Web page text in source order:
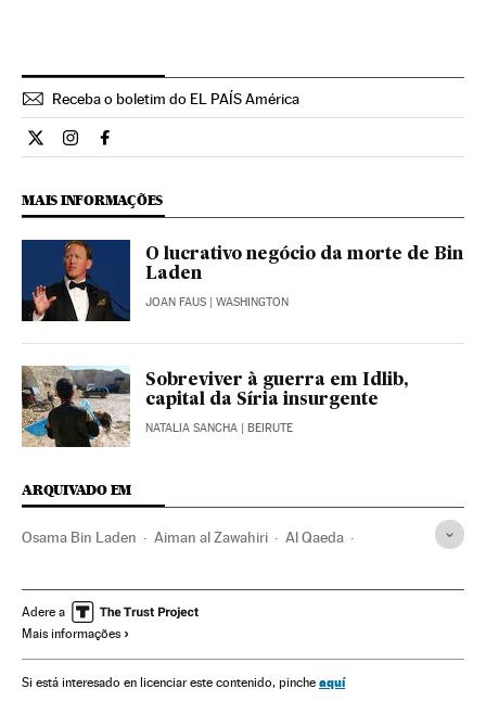
Receba o boletim do EL PAÍS América
Internacional El País Brasil en Twitter
Internacional El País Brasil en Instagram
Internacional El País Brasil en Facebook
MAIS INFORMAÇÕES
O lucrativo negócio da morte de Bin
Laden
JOAN FAUS | WASHINGTON
Sobreviver à guerra em Idlib,
capital da Síria insurgente
NATALIA SANCHA | BEIRUTE
ARQUIVADO EM
Osama Bin Laden Aiman al Zawahiri Al Qaeda
Conflito Sunitas e Xiitas Jihadismo
Grupos terroristas
Adere a
Mais informações
Si está interesado en licenciar este contenido, pinche aquí